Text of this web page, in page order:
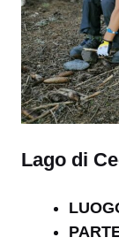
Lago di